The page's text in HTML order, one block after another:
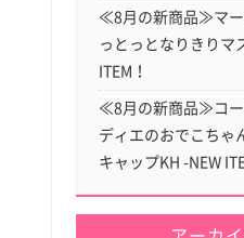
≪8月の新商品≫マー
っとっとなりきりマ
ITEM！
≪8月の新商品≫コー
ディエのおでこちゃ
キャップKH -NEW